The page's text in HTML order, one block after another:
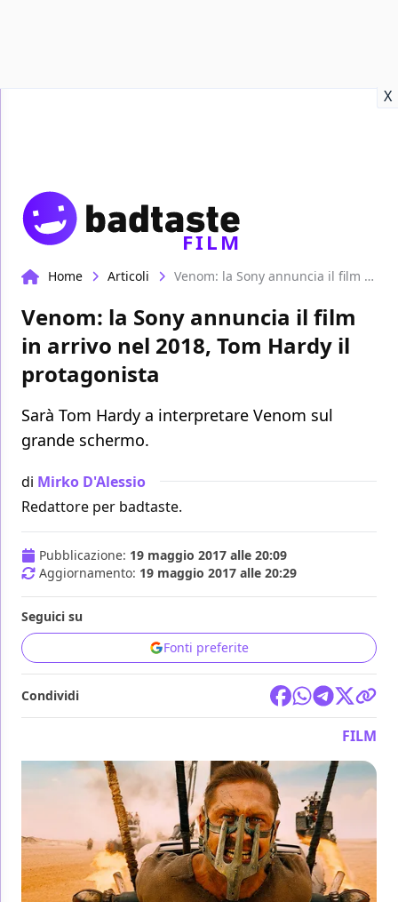
X
FILM
Home Articoli Venom: la Sony annuncia il film in arrivo nel 2018, Tom Hardy il protagonista
Venom: la Sony annuncia il film
in arrivo nel 2018, Tom Hardy il
protagonista
Sarà Tom Hardy a interpretare Venom sul
grande schermo.
di Mirko D'Alessio
Redattore per badtaste.
Pubblicazione: 19 maggio 2017 alle 20:09
Aggiornamento: 19 maggio 2017 alle 20:29
Seguici su
Fonti preferite
Condividi
FILM